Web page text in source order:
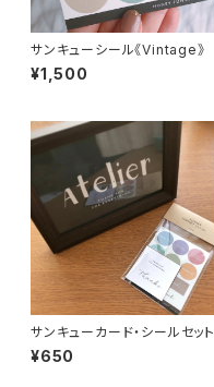
サンキューシール《Vintage》
¥1,500
サンキューカード・シールセット
¥650